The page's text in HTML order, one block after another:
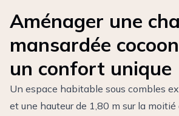
Aménager une
mansardée
un confort unique
Un espace habitable sous combles
et une hauteur de 1,80 m sur la moitié